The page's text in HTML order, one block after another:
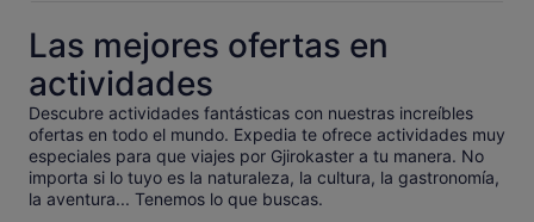
Las mejores ofertas en
actividades
Descubre actividades fantásticas con nuestras increíbles
ofertas en todo el mundo. Expedia te ofrece actividades muy
especiales para que viajes por Gjirokaster a tu manera. No
importa si lo tuyo es la naturaleza, la cultura, la gastronomía,
la aventura... Tenemos lo que buscas.